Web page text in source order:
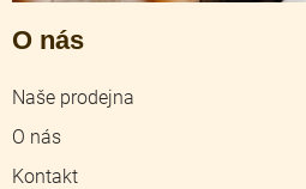
O nás
Naše prodejna
O nás
Kontakt